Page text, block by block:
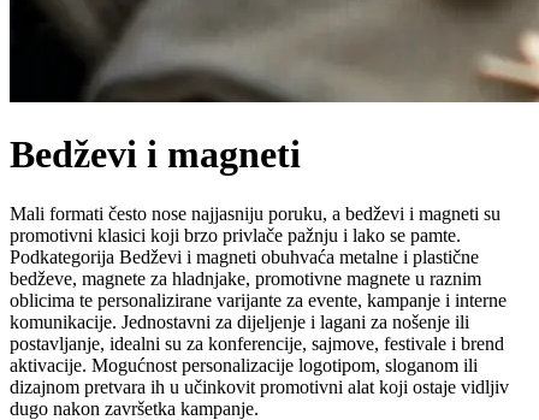
Bedževi i magneti
Mali formati često nose najjasniju poruku, a bedževi i magneti su
promotivni klasici koji brzo privlače pažnju i lako se pamte.
Podkategorija Bedževi i magneti obuhvaća metalne i plastične
bedževe, magnete za hladnjake, promotivne magnete u raznim
oblicima te personalizirane varijante za evente, kampanje i interne
komunikacije. Jednostavni za dijeljenje i lagani za nošenje ili
postavljanje, idealni su za konferencije, sajmove, festivale i brend
aktivacije. Mogućnost personalizacije logotipom, sloganom ili
dizajnom pretvara ih u učinkovit promotivni alat koji ostaje vidljiv
dugo nakon završetka kampanje.